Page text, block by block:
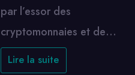
par l’essor des
cryptomonnaies et de…
Lire la suite